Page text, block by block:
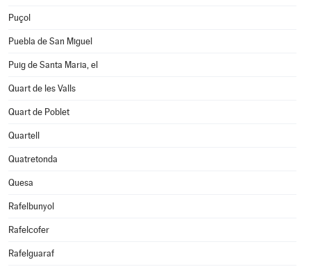
Puçol
Puebla de San Miguel
Puig de Santa Maria, el
Quart de les Valls
Quart de Poblet
Quartell
Quatretonda
Quesa
Rafelbunyol
Rafelcofer
Rafelguaraf